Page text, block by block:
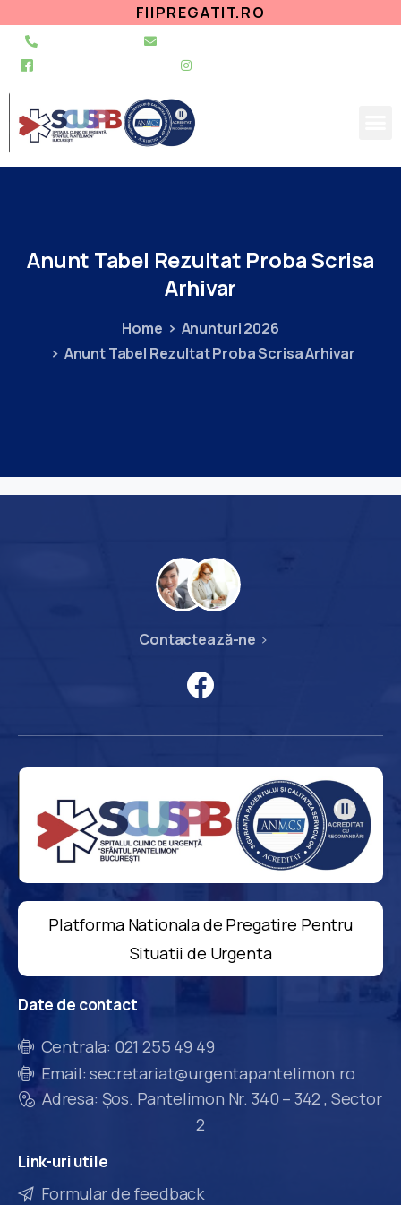
FIIPREGATIT.RO
Anunt Tabel Rezultat ProbaScrisa
Arhivar
Home
Anunturi 2026
Anunt Tabel Rezultat Proba Scrisa Arhivar
Contactează-ne
Platforma Nationala de Pregatire Pentru
Situatii de Urgenta
Date de contact
Centrala: 021 255 49 49
Email: secretariat@urgentapantelimon.ro
Adresa: Șos. Pantelimon Nr. 340 – 342 , Sector
2
Link-uriutile
Formular de feedback